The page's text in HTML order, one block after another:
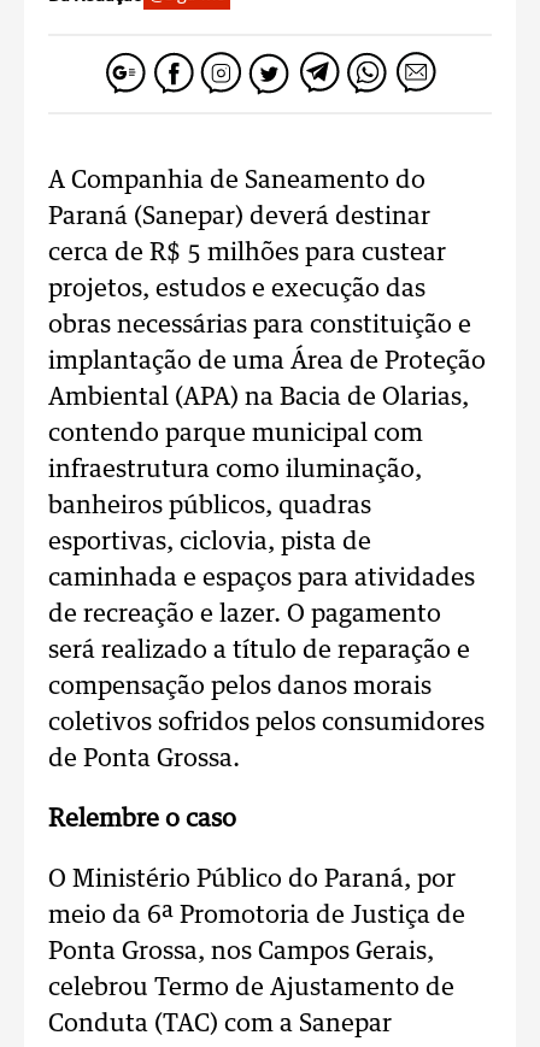
A Companhia de Saneamento do
Paraná (Sanepar) deverá destinar
cerca de R$ 5 milhões para custear
projetos, estudos e execução das
obras necessárias para constituição e
implantação de uma Área de Proteção
Ambiental (APA) na Bacia de Olarias,
contendo parque municipal com
infraestrutura como iluminação,
banheiros públicos, quadras
esportivas, ciclovia, pista de
caminhada e espaços para atividades
de recreação e lazer. O pagamento
será realizado a título de reparação e
compensação pelos danos morais
coletivos sofridos pelos consumidores
de Ponta Grossa.
Relembre o caso
O Ministério Público do Paraná, por
meio da 6ª Promotoria de Justiça de
Ponta Grossa, nos Campos Gerais,
celebrou Termo de Ajustamento de
Conduta (TAC) com a Sanepar